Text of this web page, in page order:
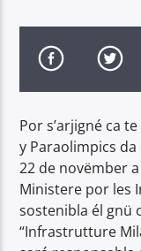
Traccia corrente
Titolo
Radio Dolomiti
Por s’arjigné ca
y Paraolimpics da
22 de novëmber
Ministere por les
sostenibla él gnü
“Infrastrutture